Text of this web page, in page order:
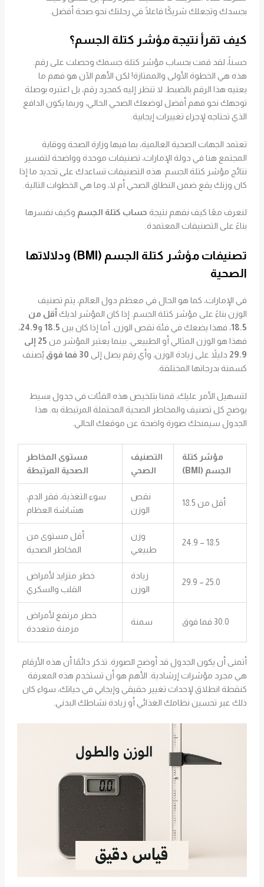
بجسدك وتجعلك شريكًا فاعلًا في رحلتك نحو صحة أفضل.
كيف تقرأ نتيجة مؤشر كتلة الجسم؟
حسناً، لقد قمت بحساب مؤشر كتلة جسمك وحصلت على رقم.
هذه هي الخطوة الأولى والممتازة! لكن الأهم الآن هو فهم ما
يعنيه هذا الرقم بالضبط. لا تنظر إليه كمجرد رقم، بل اعتبره بوصلة
توجهك نحو فهم أفضل لوضعك الصحي الحالي، وربما يكون الدافع
الذي تحتاجه لإجراء تغييرات إيجابية.
تعتمد الجهات الصحية العالمية، بما فيها وزارة الصحة ووقاية
المجتمع هنا في دولة الإمارات، تصنيفات موحدة وواضحة لتفسير
نتائج مؤشر كتلة الجسم. هذه التصنيفات تساعدك على تحديد ما إذا
كان وزنك يقع ضمن النطاق الصحي أم لا، وما هي الخطوات التالية.
لنعرف معًا كيف نفهم نتيجة حساب كتلة الجسم وكيف نفسرها
بناءً على التصنيفات المعتمدة.
تصنيفات مؤشر كتلة الجسم (BMI) ودلالاتها
الصحية
في الإمارات، كما هو الحال في معظم دول العالم، يتم تصنيف
الوزن بناءً على مؤشر كتلة الجسم. إذا كان المؤشر لديك أقل من
18.5، فهذا يضعك في فئة نقص الوزن. أما إذا كان بين 18.5 و24.9
،
فهذا هو الوزن المثالي أو الطبيعي. بينما يعتبر المؤشر من
25 إلى
29.9 دليلاً على زيادة الوزن، وأي رقم يصل إلى 30 فما فوق
يُصنف
كسمنة بدرجاتها المختلفة.
لتسهيل الأمر عليك، قمنا بتلخيص هذه الفئات في جدول بسيط
يوضح كل تصنيف والمخاطر الصحية المحتملة المرتبطة به. هذا
الجدول سيمنحك صورة واضحة عن موقعك الحالي.
مؤشر كتلة
الجسم (BMI)
التصنيف
الصحي
مستوى المخاطر
الصحية المرتبطة
أقل من 18.5
نقص
الوزن
سوء التغذية، فقر الدم،
هشاشة العظام
18.5 – 24.9
وزن
طبيعي
أقل مستوى من
المخاطر الصحية
25.0 – 29.9
زيادة
الوزن
خطر متزايد لأمراض
القلب والسكري
30.0 فما فوق سمنة
خطر مرتفع لأمراض
مزمنة متعددة
أتمنى أن يكون الجدول قد أوضح الصورة. تذكر دائمًا أن هذه الأرقام
هي مجرد مؤشرات إرشادية. الأهم هو أن تستخدم هذه المعرفة
كنقطة انطلاق لإحداث تغيير حقيقي وإيجابي في حياتك، سواء كان
ذلك عبر تحسين نظامك الغذائي أو زيادة نشاطك البدني.